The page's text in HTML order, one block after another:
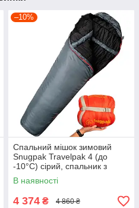
–10%
Спальний мішок зимовий
Snugpak Travelpak 4 (до
-10°С) сірий, спальник з
москітною сіткою
В наявності
4 374 ₴ 4 860 ₴